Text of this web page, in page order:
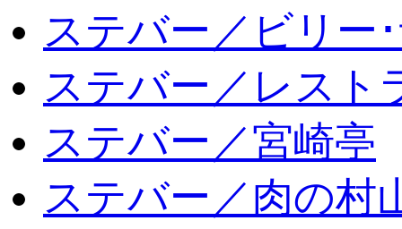
ステバー／ビリー
ステバー／レスト
ステバー／宮崎亭
ステバー／肉の村